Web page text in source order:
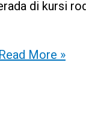
di kursi
Read More »